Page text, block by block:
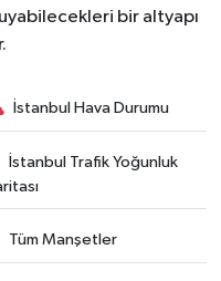
bir altyapı
İstanbul Hava Durumu
İstanbul Trafik Yoğunluk
Tüm Manşetler